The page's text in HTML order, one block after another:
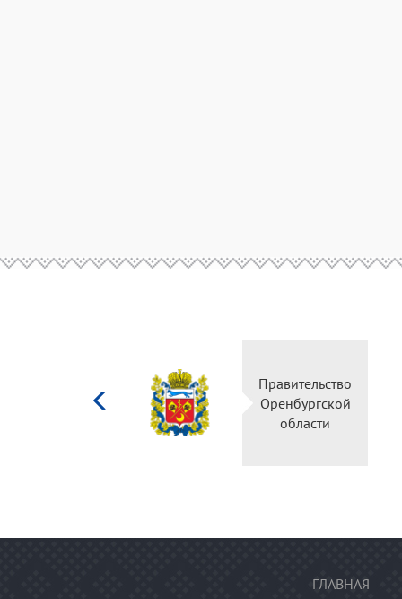
культуры
Российской
Правительство
Оренбургской
области
ГЛАВНАЯ